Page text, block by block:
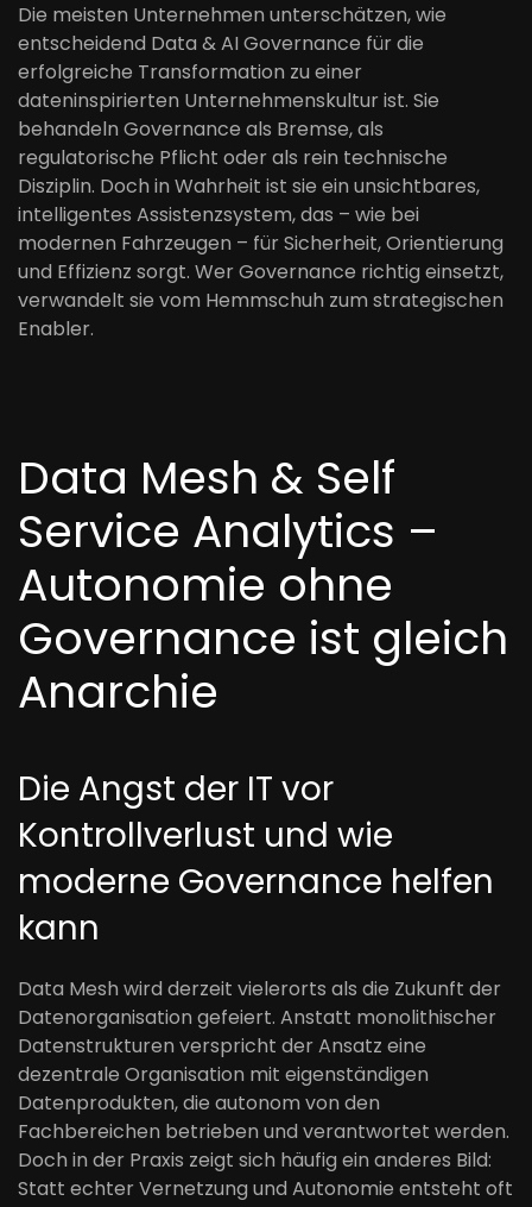
Die meisten Unternehmen unterschätzen, wie
entscheidend Data & AI Governance für die
erfolgreiche Transformation zu einer
dateninspirierten Unternehmenskultur ist. Sie
behandeln Governance als Bremse, als
regulatorische Pflicht oder als rein technische
Disziplin. Doch in Wahrheit ist sie ein unsichtbares,
intelligentes Assistenzsystem, das – wie bei
modernen Fahrzeugen – für Sicherheit, Orientierung
und Effizienz sorgt. Wer Governance richtig einsetzt,
verwandelt sie vom Hemmschuh zum strategischen
Enabler.
Data Mesh & Self
Service Analytics –
Autonomie ohne
Governance ist gleich
Anarchie
Die Angst der IT vor
Kontrollverlust und wie
moderne Governance helfen
kann
Data Mesh wird derzeit vielerorts als die Zukunft der
Datenorganisation gefeiert. Anstatt monolithischer
Datenstrukturen verspricht der Ansatz eine
dezentrale Organisation mit eigenständigen
Datenprodukten, die autonom von den
Fachbereichen betrieben und verantwortet werden.
Doch in der Praxis zeigt sich häufig ein anderes Bild:
Statt echter Vernetzung und Autonomie entsteht oft